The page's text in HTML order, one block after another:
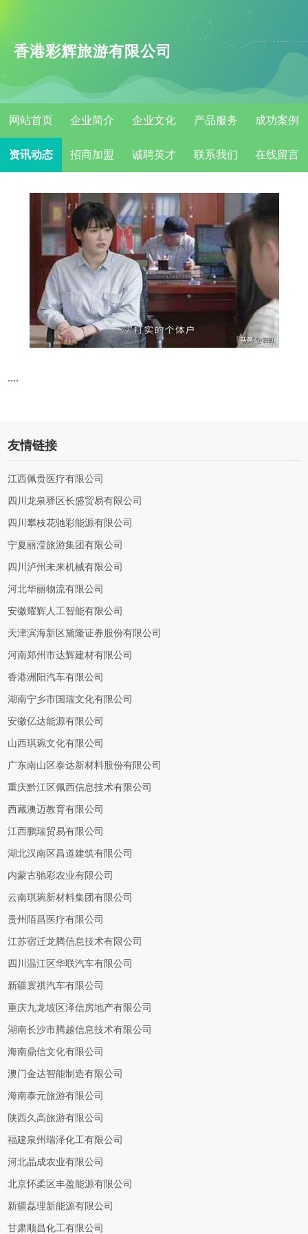
香港彩辉旅游有限公司
网站首页 企业简介 企业文化 产品服务 成功案例
资讯动态 招商加盟 诚聘英才 联系我们 在线留言
....
友情链接
江西佩贵医疗有限公司
四川龙泉驿区长盛贸易有限公司
四川攀枝花驰彩能源有限公司
宁夏丽滢旅游集团有限公司
四川泸州未来机械有限公司
河北华丽物流有限公司
安徽耀辉人工智能有限公司
天津滨海新区黛隆证券股份有限公司
河南郑州市达辉建材有限公司
香港洲阳汽车有限公司
湖南宁乡市国瑞文化有限公司
安徽亿达能源有限公司
山西琪琬文化有限公司
广东南山区泰达新材料股份有限公司
重庆黔江区佩西信息技术有限公司
西藏澳迈教育有限公司
江西鹏瑞贸易有限公司
湖北汉南区昌道建筑有限公司
内蒙古驰彩农业有限公司
云南琪琬新材料集团有限公司
贵州陌昌医疗有限公司
江苏宿迁龙腾信息技术有限公司
四川温江区华联汽车有限公司
新疆寰祺汽车有限公司
重庆九龙坡区泽信房地产有限公司
湖南长沙市腾越信息技术有限公司
海南鼎信文化有限公司
澳门金达智能制造有限公司
海南泰元旅游有限公司
陕西久高旅游有限公司
福建泉州瑞泽化工有限公司
河北晶成农业有限公司
北京怀柔区丰盈能源有限公司
新疆磊理新能源有限公司
甘肃顺昌化工有限公司